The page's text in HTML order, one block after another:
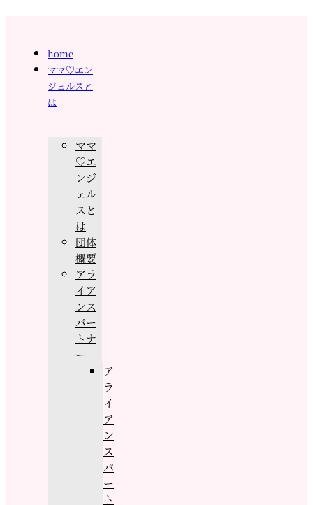
home
ママ♡エン
ジェルスと
は
ママ
♡エ
ンジ
ェル
スと
は
団体
概要
アラ
イア
ンス
パー
トナ
ー
ア
ラ
イ
ア
ン
ス
パ
ー
ト